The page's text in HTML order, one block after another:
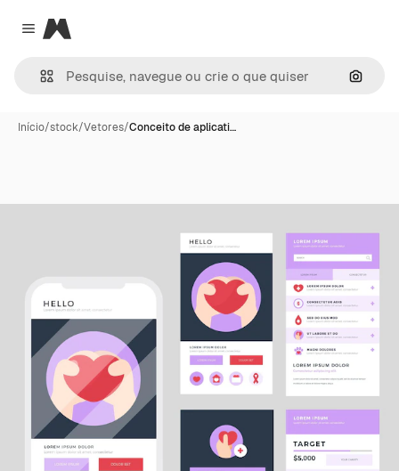
Close menu
Magnific
Início/stock/Vetores/Conceito de aplicati…